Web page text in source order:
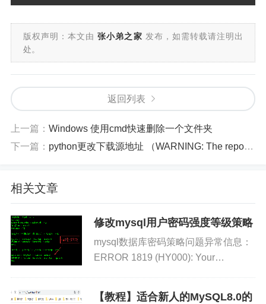
版权声明：本文由 张小弟之家 发布，如需转载请注明出
处。
返回列表
上一篇： Windows 使用cmd快速删除一个文件夹
下一篇： python更改下载源地址 （WARNING: The repository located at mirrors.aliyun.com is not a trusted ）
相关文章
修改mysql用户密码强度等级策略
mysql数据库密码策略问题异常信息：
ERROR 1819 (HY000): Your
【教程】适合新人的MySQL8.0的